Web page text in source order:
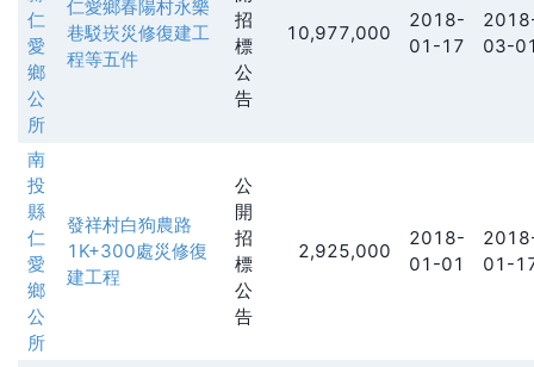
仁
愛
鄉
公
所
仁愛鄉春陽村永樂
巷駁崁災修復建工
程等五件
招
標
公
告
10,977,000
2018-
01-17
03-
南
投
縣
仁
愛
鄉
公
所
發祥村白狗農路
1K+300處災修復
建工程
公
開
招
標
公
告
2,925,000
2018-
01-01
01-